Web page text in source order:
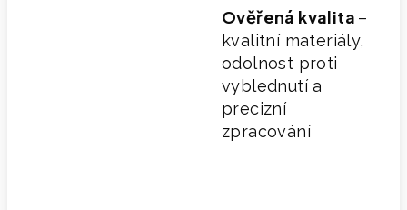
Ověřená kvalita –
kvalitní materiály,
odolnost proti
vyblednutí a
precizní
zpracování